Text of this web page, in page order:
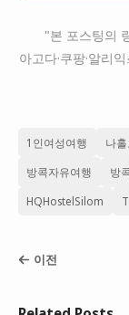
"본 포스팅의
아고다·쿠팡·알리
1인여성여행 나
방콕자유여행 방
HQHostelSilom
이전